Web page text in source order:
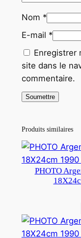
Nom *
E-mail *
Enregistrer
site dans le
commentaire.
Produits similaires
PHOTO